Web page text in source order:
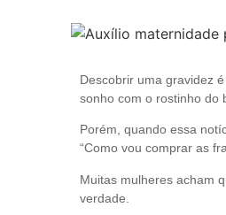
Descobrir uma gravidez
sonho com o rostinho do
Porém, quando essa
“Como vou comprar as
Muitas mulheres acham
verdade.